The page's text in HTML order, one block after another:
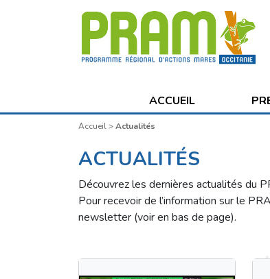
ACCUEIL
Accueil>Actualités
ACTUALITÉS
Découvrez les dernières actualités du
Pour recevoir de l’information sur le
newsletter (voir en bas de page).